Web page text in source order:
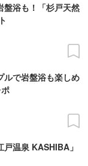
盤浴も！「杉戸天然
ルで岩盤浴も楽しめ
温泉 KASHIBA」